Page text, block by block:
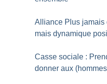
Alliance Plus jamais
mais dynamique
Casse sociale :
donner aux